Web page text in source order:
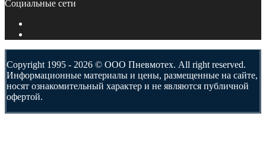
Социальные сети
Copyright 1995 - 2026 © ООО Пневмотех. All right reserved.
Информационные материалы и цены, размещенные на сайте,
носят ознакомительный характер и не являются публичной
офертой.